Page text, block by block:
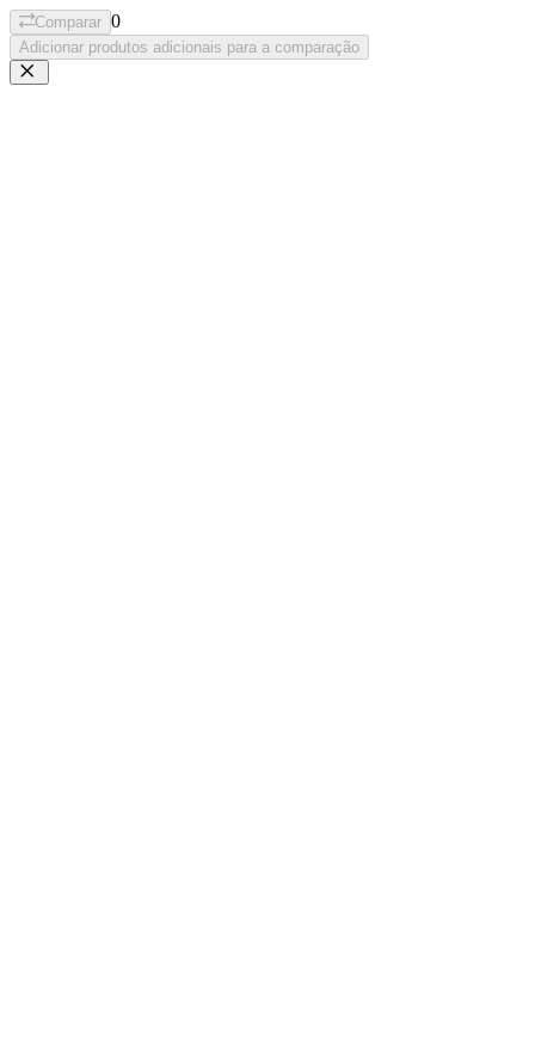
Comparar 0
Adicionar produtos adicionais para a comparação